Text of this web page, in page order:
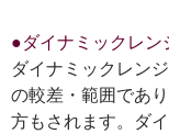
●ダイナミックレン
ダイナミックレン
の較差・範囲であ
方もされます。ダ